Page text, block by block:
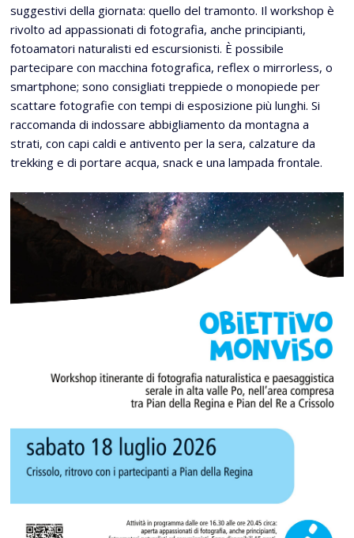
suggestivi della giornata: quello del tramonto. Il workshop è
rivolto ad appassionati di fotografia, anche principianti,
fotoamatori naturalisti ed escursionisti. È possibile
partecipare con macchina fotografica, reflex o mirrorless, o
smartphone; sono consigliati treppiede o monopiede per
scattare fotografie con tempi di esposizione più lunghi. Si
raccomanda di indossare abbigliamento da montagna a
strati, con capi caldi e antivento per la sera, calzature da
trekking e di portare acqua, snack e una lampada frontale.